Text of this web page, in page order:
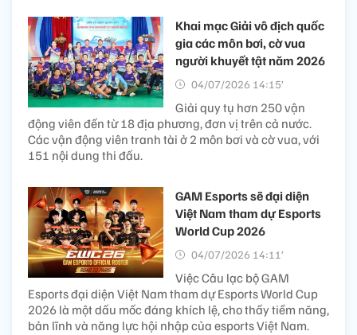
Khai mạc Giải vô địch quốc
gia các môn bơi, cờ vua
người khuyết tật năm 2026
04/07/2026 14:15’
Giải quy tụ hơn 250 vận
động viên đến từ 18 địa phương, đơn vị trên cả nước.
Các vận động viên tranh tài ở 2 môn bơi và cờ vua, với
151 nội dung thi đấu.
GAM Esports sẽ đại diện
Việt Nam tham dự Esports
World Cup 2026
04/07/2026 14:11’
Việc Câu lạc bộ GAM
Esports đại diện Việt Nam tham dự Esports World Cup
2026 là một dấu mốc đáng khích lệ, cho thấy tiềm năng,
bản lĩnh và năng lực hội nhập của esports Việt Nam.